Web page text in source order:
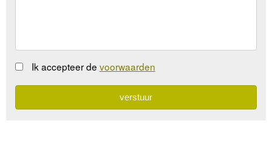
Ik accepteer de voorwaarden